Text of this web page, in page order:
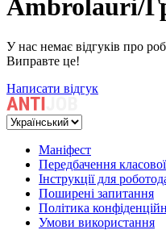
Ambrolauri/
У нас немає відгуків про
Виправте це!
Написати відгук
Маніфест
Передбачення
Інструкції для
Поширені запитання
Політика
Умови використання